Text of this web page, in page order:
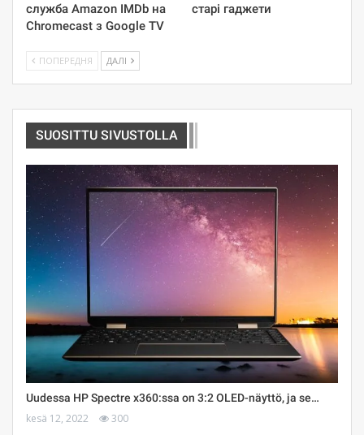
служба Amazon IMDb на
Chromecast з Google TV
старі гаджети
ПОПЕРЕДНЯ ДАЛІ
SUOSITTU SIVUSTOLLA
Uudessa HP Spectre x360:ssa on 3:2 OLED-näyttö, ja se…
kesä 12, 2022 300